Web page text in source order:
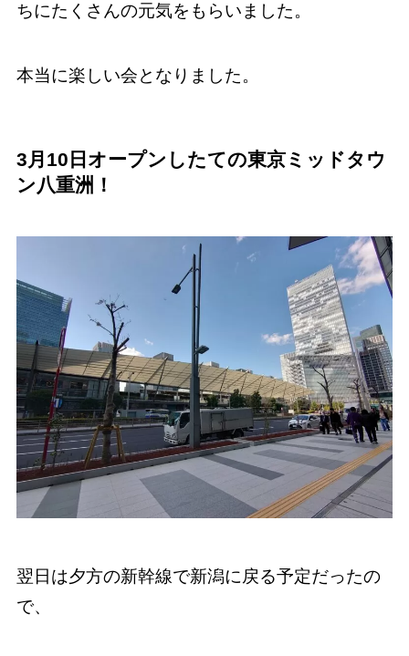
ちにたくさんの元気をもらいました。
本当に楽しい会となりました。
3月10日オープンしたての東京ミッドタウ
ン八重洲！
翌日は夕方の新幹線で新潟に戻る予定だったの
で、